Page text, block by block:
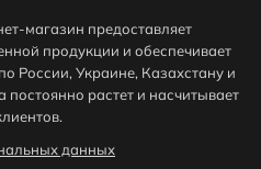
магазин предоставляет
продукции и обеспечивает
России, Украине, Казахстану и
растет и насчитывает
данных